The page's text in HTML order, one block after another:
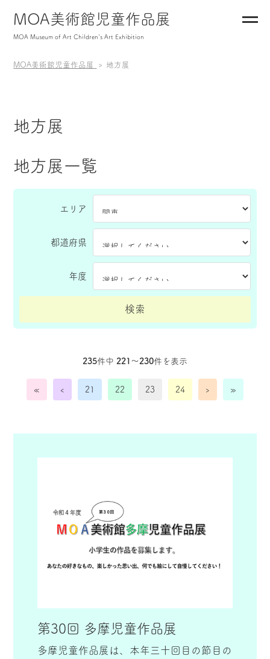
MOA美術館児童作品展
MOA Museum of Art Children's Art Exhibition
MOA美術館児童作品展 地方展
地方展
地方展一覧
エリア
都道府県
年度
235件中 221〜230件を表示
« ‹ 21 22 23 24 › »
第30回 多摩児童作品展
多摩児童作品展は、本年三十回目の節目の